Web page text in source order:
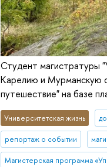
Студент магистратуры
Карелию и Мурманскую
путешествие" на базе
Университетская жизнь
репортаж о событии
Магистерская программа